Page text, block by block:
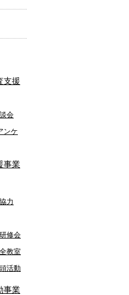
支援
会
ンケ
事業
力
修会
教室
活動
事業